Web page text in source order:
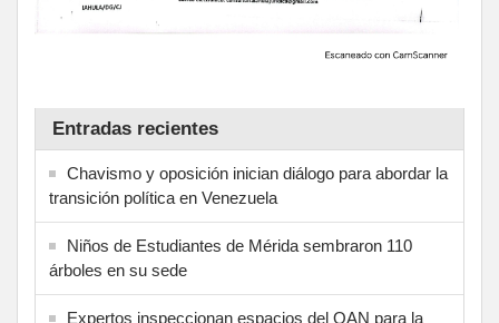
Entradas recientes
Chavismo y oposición inician diálogo para abordar la
transición política en Venezuela
Niños de Estudiantes de Mérida sembraron 110
árboles en su sede
Expertos inspeccionan espacios del OAN para la